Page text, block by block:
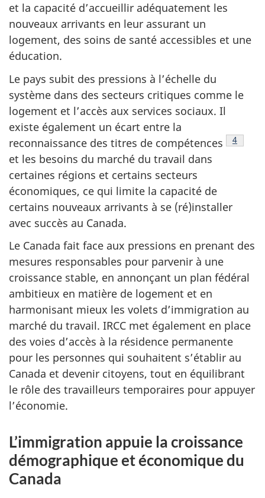
et la capacité d’accueillir adéquatement les
nouveaux arrivants en leur assurant un
logement, des soins de santé accessibles et une
éducation.
Le pays subit des pressions à l’échelle du
système dans des secteurs critiques comme le
logement et l’accès aux services sociaux. Il
existe également un écart entre la
reconnaissance des titres de compétences
Note
4
et les besoins du marché du travail dans
certaines régions et certains secteurs
économiques, ce qui limite la capacité de
certains nouveaux arrivants à se (ré)installer
avec succès au Canada.
Le Canada fait face aux pressions en prenant des
mesures responsables pour parvenir à une
croissance stable, en annonçant un plan fédéral
ambitieux en matière de logement et en
harmonisant mieux les volets d’immigration au
marché du travail. IRCC met également en place
des voies d’accès à la résidence permanente
pour les personnes qui souhaitent s’établir au
Canada et devenir citoyens, tout en équilibrant
le rôle des travailleurs temporaires pour appuyer
l’économie.
L’immigration appuie la croissance
démographique et économique du
Canada